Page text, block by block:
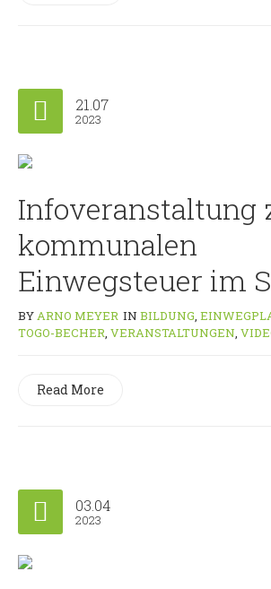
21.07
2023
Infoveranstaltung
kommunalen
Einwegsteuer im
BYARNO MEYER IN BILDUNG,
TOGO-BECHER, VERANSTALTUNGEN,
Read More
03.04
2023